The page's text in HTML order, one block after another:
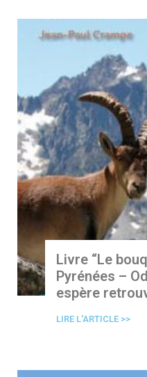
Livre “Le
Pyrénées –
espère
LIRE L'ARTICLE >>